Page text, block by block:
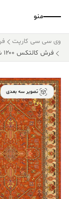
منو
وی سی سی کارپت
فرش کالتکس ۱۲۰۰ شانه طرح ایوان آجری حاشیه کرم
تصویر سه بعدی